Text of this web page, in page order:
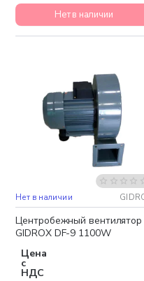
Нет в наличии
Бесплатная доставка
Нет в наличии
Центробежный вентилятор
GIDROX DF-9 1100W
Цена
с
НДС